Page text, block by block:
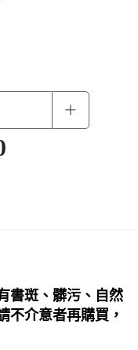
+
書斑、髒污、自然
不介意者再購買，